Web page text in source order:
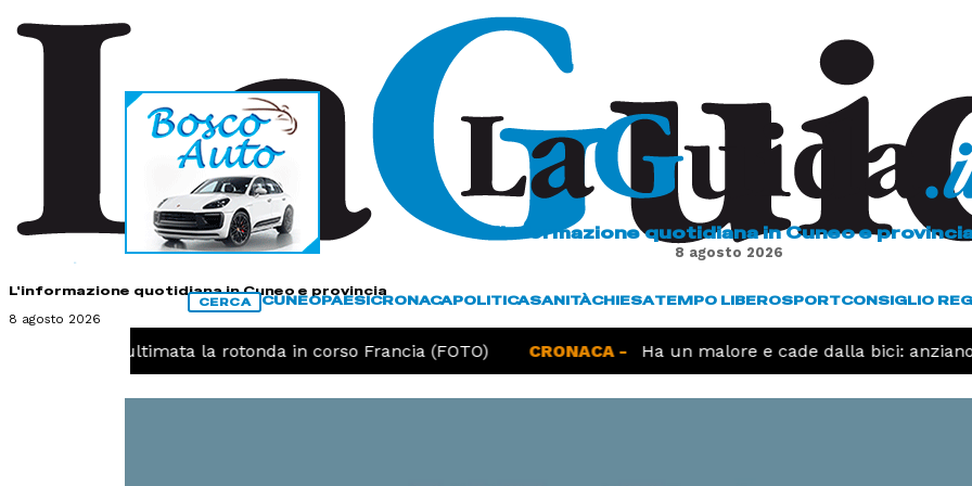
L'informazione quotidiana in Cuneo e provincia
8 agosto 2026
L'informazione quotidiana in Cuneo e
8 agosto 2026
CERCA CUNEOPAESICRONACAPOLITICASANITÀCHIESATEMPO LIBEROSPORTCONSIGLIO
Cuneo, ultimata la rotonda in corso Francia (FOTO) CRONACA - Ha un malore e cade dalla bici: anziano